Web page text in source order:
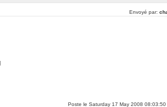
Envoyé par:
Poste le Saturday 17 May 2008 08:03:50